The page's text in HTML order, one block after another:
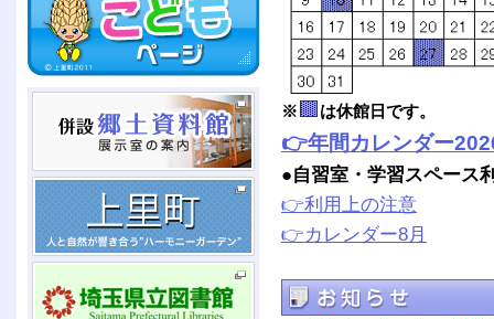
※ は休館日です。
👉年間カレンダー
●自習室・学習スペース
👉利用上の注意
👉カレンダー8月